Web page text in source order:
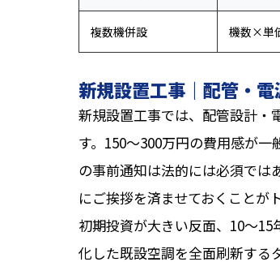
複数機併設 機数×単
新規設置工事｜配管・
新規設置工事では、配管設計・
す。150〜300万円の費用感が
の事前通知は法的には必須では
にご挨拶を済ませておくことが
初期投資が大きい反面、10〜
化した既設空調を全面刷新する